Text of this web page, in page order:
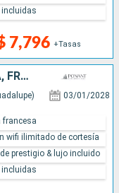
7,796 +Tasas
incluidas
REINO UNIDO, ANTIGUA Y BARBUDA, FRANCIA, SANTA LUCIA
03/01/2028
francesa
wifi ilimitado de cortesía
prestigio & lujo incluido
incluidas